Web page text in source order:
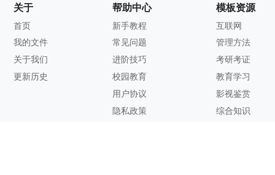
关于
首页
我的文件
关于我们
更新历史
帮助中心
新手教程
常见问题
进阶技巧
校园教育
用户协议
隐私政策
模板资源
互联网
管理方法
考研考证
教育学习
影视鉴赏
综合知识